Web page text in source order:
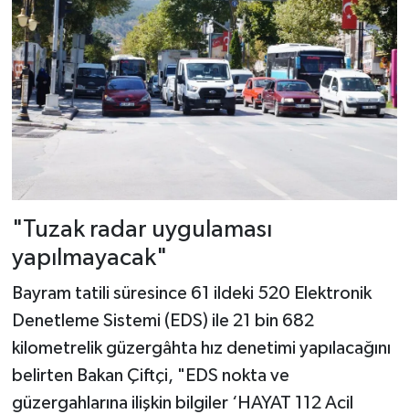
"Tuzak radar uygulaması
yapılmayacak"
Bayram tatili süresince 61 ildeki 520 Elektronik
Denetleme Sistemi (EDS) ile 21 bin 682
kilometrelik güzergâhta hız denetimi yapılacağını
belirten Bakan Çiftçi, "EDS nokta ve
güzergahlarına ilişkin bilgiler ‘HAYAT 112 Acil